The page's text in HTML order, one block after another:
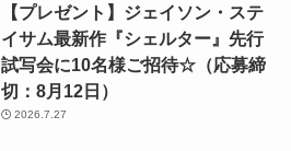
【プレゼント】ジェイソン・ステ
イサム最新作『シェルター』先行
試写会に10名様ご招待☆（応募締
切：8月12日）
2026.7.27